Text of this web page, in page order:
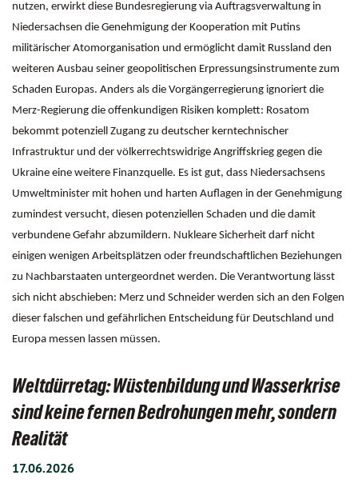
nutzen, erwirkt diese Bundesregierung via Auftragsverwaltung in
Niedersachsen die Genehmigung der Kooperation mit Putins
militärischer Atomorganisation und ermöglicht damit Russland den
weiteren Ausbau seiner geopolitischen Erpressungsinstrumente zum
Schaden Europas. Anders als die Vorgängerregierung ignoriert die
Merz-Regierung die offenkundigen Risiken komplett: Rosatom
bekommt potenziell Zugang zu deutscher kerntechnischer
Infrastruktur und der völkerrechtswidrige Angriffskrieg gegen die
Ukraine eine weitere Finanzquelle. Es ist gut, dass Niedersachsens
Umweltminister mit hohen und harten Auflagen in der Genehmigung
zumindest versucht, diesen potenziellen Schaden und die damit
verbundene Gefahr abzumildern. Nukleare Sicherheit darf nicht
einigen wenigen Arbeitsplätzen oder freundschaftlichen Beziehungen
zu Nachbarstaaten untergeordnet werden. Die Verantwortung lässt
sich nicht abschieben: Merz und Schneider werden sich an den Folgen
dieser falschen und gefährlichen Entscheidung für Deutschland und
Europa messen lassen müssen.
Weltdürretag: Wüstenbildung und Wasserkrise
sind keine fernen Bedrohungen mehr, sondern
Realität
17.06.2026